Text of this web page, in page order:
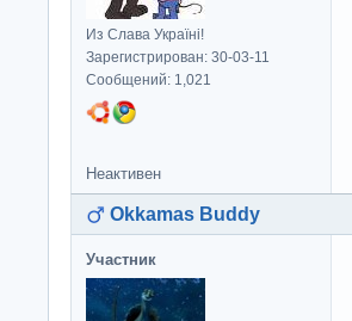
Из Слава Україні!
Зарегистрирован: 30-03-11
Сообщений: 1,021
Неактивен
Okkamas Buddy
Участник